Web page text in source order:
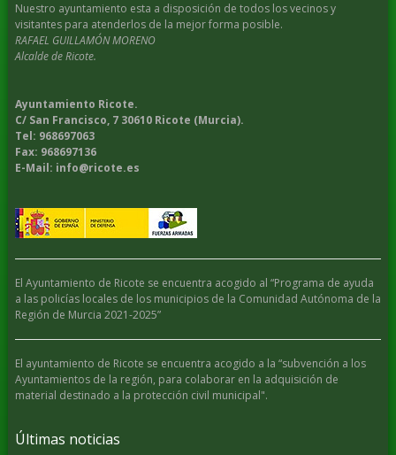
Nuestro ayuntamiento esta a disposición de todos los vecinos y
visitantes para atenderlos de la mejor forma posible.
RAFAEL GUILLAMÓN MORENO
Alcalde de Ricote.
Ayuntamiento Ricote.
C/ San Francisco, 7 30610 Ricote (Murcia).
Tel: 968697063
Fax: 968697136
E-Mail: info@ricote.es
El Ayuntamiento de Ricote se encuentra acogido al “Programa de ayuda
a las policías locales de los municipios de la Comunidad Autónoma de la
Región de Murcia 2021-2025”
El ayuntamiento de Ricote se encuentra acogido a la “subvención a los
Ayuntamientos de la región, para colaborar en la adquisición de
material destinado a la protección civil municipal".
Últimas noticias